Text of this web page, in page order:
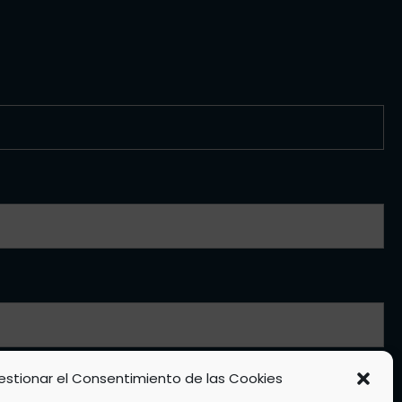
el Consentimiento de las Cookies